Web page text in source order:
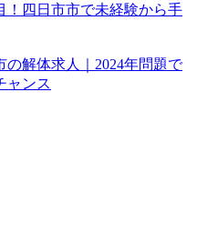
！四日市市で未経験から手
の解体求人｜2024年問題で
ャンス